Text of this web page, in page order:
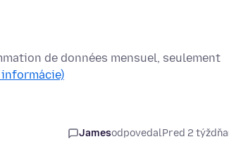
de données mensuel, seulement
JamesodpovedalPred 2